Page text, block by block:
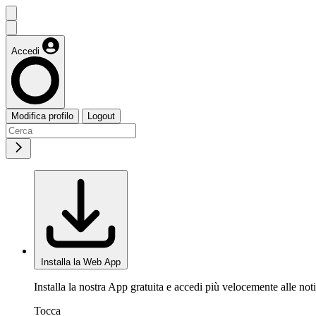
Accedi
Modifica profilo Logout
Installa la Web App
Installa la nostra App gratuita e accedi più velocemente alle
Tocca